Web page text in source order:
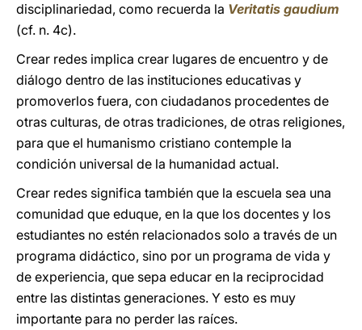
disciplinariedad, como recuerda la Veritatis gaudium
(cf. n. 4c).
Crear redes implica crear lugares de encuentro y de
diálogo dentro de las instituciones educativas y
promoverlos fuera, con ciudadanos procedentes de
otras culturas, de otras tradiciones, de otras religiones,
para que el humanismo cristiano contemple la
condición universal de la humanidad actual.
Crear redes significa también que la escuela sea una
comunidad que eduque, en la que los docentes y los
estudiantes no estén relacionados solo a través de un
programa didáctico, sino por un programa de vida y
de experiencia, que sepa educar en la reciprocidad
entre las distintas generaciones. Y esto es muy
importante para no perder las raíces.